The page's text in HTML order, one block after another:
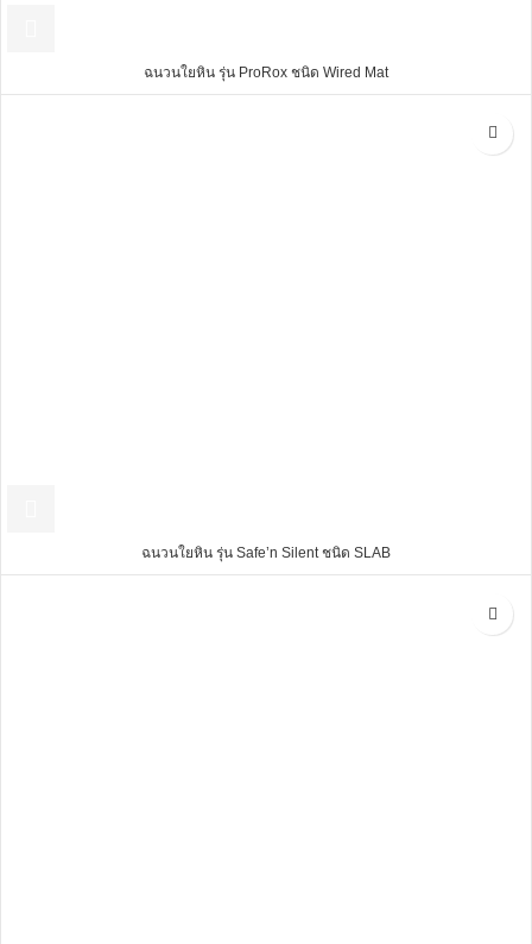
ฉนวนใยหิน รุ่น ProRox ชนิด Wired Mat
ฉนวนใยหิน รุ่น Safe’n Silent ชนิด SLAB